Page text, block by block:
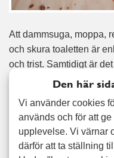
Att dammsuga, moppa,
och skura toaletten är
och trist. Samtidigt är
regelbundet och
regelbunden städhjälp
obekväm när du får ett
våra kunder som väljer
städning; för en del
Den här
Vi använder cookies
används och för att
upplevelse. Vi värnar
därför att ta ställning